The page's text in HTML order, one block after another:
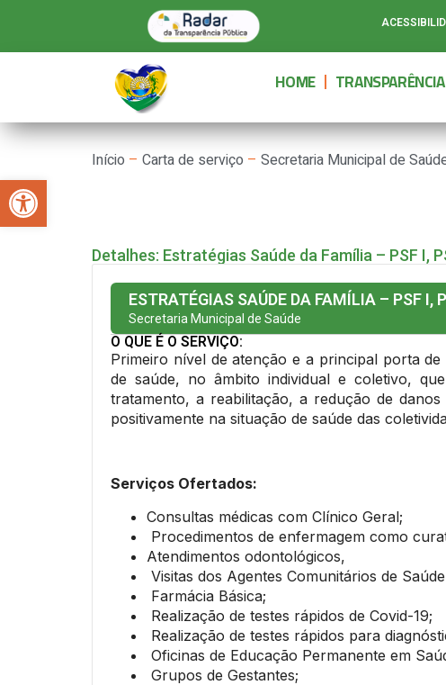
HOME TRANSPARÊNCIA
Início – Carta de serviço – Secretaria Municipal de
Detalhes: Estratégias Saúde da Família – PSF I,
ESTRATÉGIAS SAÚDE DA FAMÍLIA – PSF I,
Secretaria Municipal de Saúde
O QUE É O SERVIÇO:
Primeiro nível de atenção e a principal porta
de saúde, no âmbito individual e coletivo,
tratamento, a reabilitação, a redução de
positivamente na situação de saúde das
Serviços Ofertados:
Consultas médicas com Clínico Geral;
Procedimentos de enfermagem como
Atendimentos odontológicos,
Visitas dos Agentes Comunitários de
Farmácia Básica;
Realização de testes rápidos de Covid-19;
Realização de testes rápidos para
Oficinas de Educação Permanente em
Grupos de Gestantes;
Abrir a barra de ferramentas